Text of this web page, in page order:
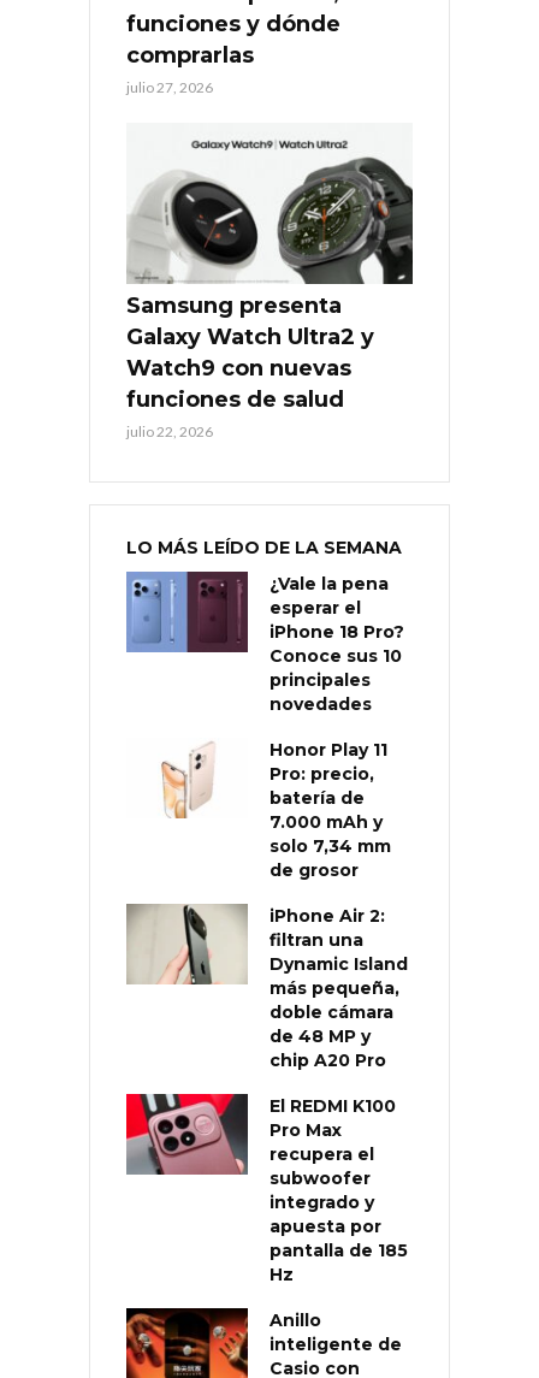
funciones y dónde
comprarlas
julio 27, 2026
Samsung presenta
Galaxy Watch Ultra2 y
Watch9 con nuevas
funciones de salud
julio 22, 2026
LO MÁS LEÍDO DE LA SEMANA
¿Vale la pena
esperar el
iPhone 18 Pro?
Conoce sus 10
principales
novedades
Honor Play 11
Pro: precio,
batería de
7.000 mAh y
solo 7,34 mm
de grosor
iPhone Air 2:
filtran una
Dynamic Island
más pequeña,
doble cámara
de 48 MP y
chip A20 Pro
El REDMI K100
Pro Max
recupera el
subwoofer
integrado y
apuesta por
pantalla de 185
Hz
Anillo
inteligente de
Casio con